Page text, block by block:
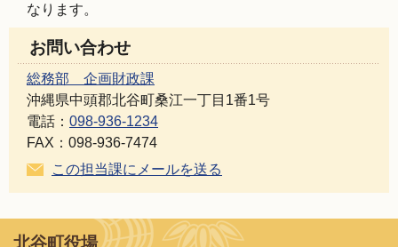
なります。
お問い合わせ
総務部 企画財政課
沖縄県中頭郡北谷町桑江一丁目1番1号
電話： 098-936-1234
FAX：098-936-7474
この担当課にメールを送る
北谷町役場